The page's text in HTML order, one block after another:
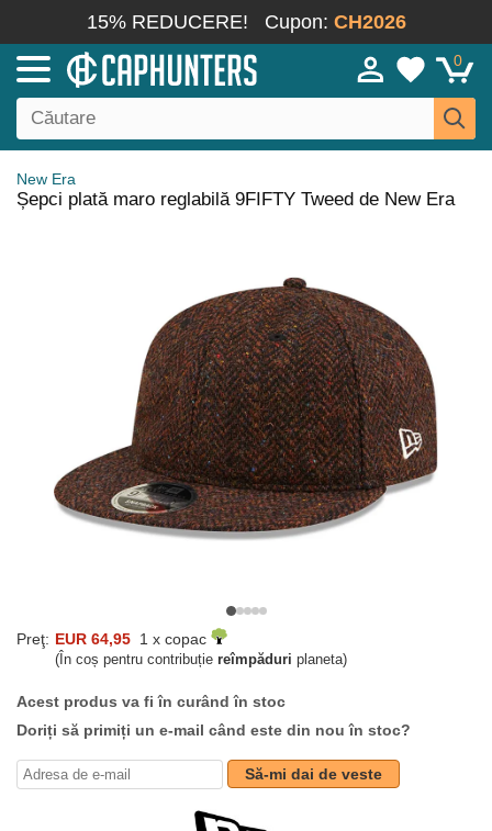
15% REDUCERE! Cupon: CH2026
0
New Era
Șepci plată maro reglabilă 9FIFTY Tweed de New Era
Preţ: EUR 64,95 1 x copac
(În coș pentru contribuție reîmpăduri planeta)
Acest produs va fi în curând în stoc
Doriți să primiți un e-mail când este din nou în stoc?
Să-mi dai de veste